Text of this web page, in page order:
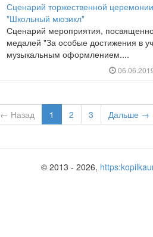
Сценарий торжественной
"Школьный мюзикл"
Сценарий мероприятия,
медалей "За особые достижения в
музыкальным оформлением....
← Назад 1 2 3 Дальше →
© 2013 - 2026,